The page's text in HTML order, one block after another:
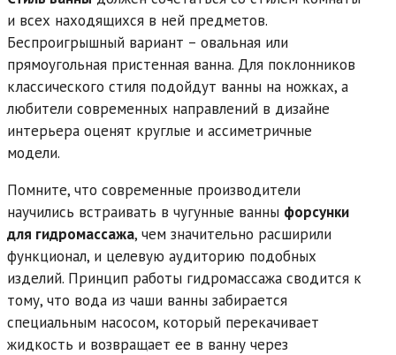
и всех находящихся в ней предметов.
Беспроигрышный вариант – овальная или
прямоугольная пристенная ванна. Для поклонников
классического стиля подойдут ванны на ножках, а
любители современных направлений в дизайне
интерьера оценят круглые и ассиметричные
модели.
Помните, что современные производители
научились встраивать в чугунные ванны форсунки
для гидромассажа, чем значительно расширили
функционал, и целевую аудиторию подобных
изделий. Принцип работы гидромассажа сводится к
тому, что вода из чаши ванны забирается
специальным насосом, который перекачивает
жидкость и возвращает ее в ванну через